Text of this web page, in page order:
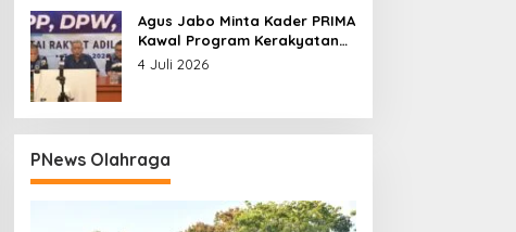
Agus Jabo Minta Kader PRIMA
Kawal Program Kerakyatan
Pemerintahan Prabowo
4 Juli 2026
PNews Olahraga